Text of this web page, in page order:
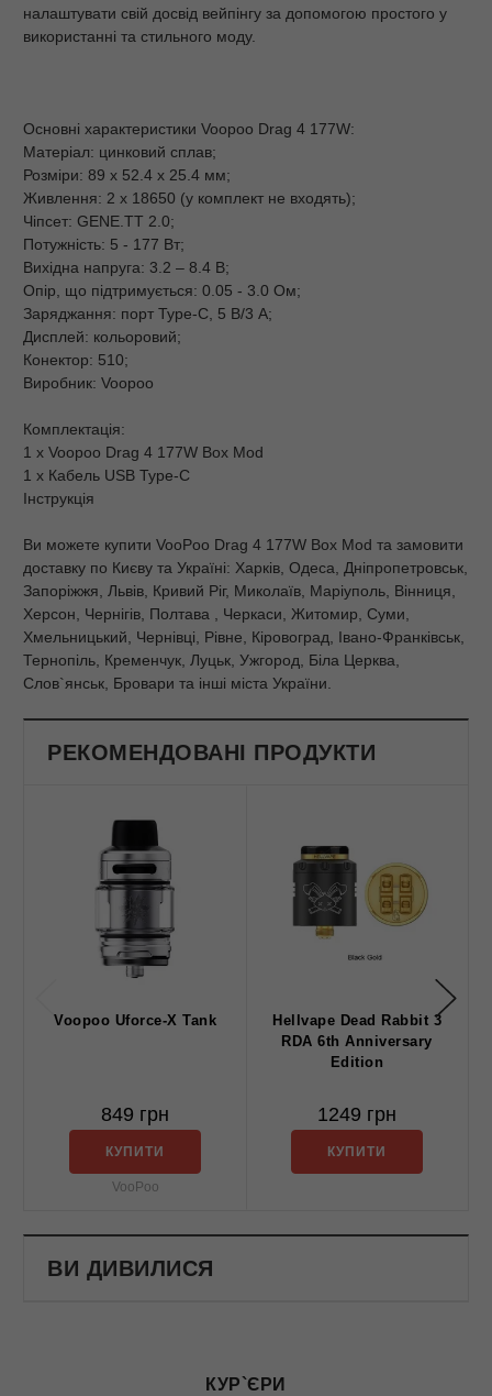
налаштувати свій досвід вейпінгу за допомогою простого у
використанні та стильного моду.
Основні характеристики Voopoo Drag 4 177W:
Матеріал: цинковий сплав;
Розміри: 89 х 52.4 х 25.4 мм;
Живлення: 2 х 18650 (у комплект не входять);
Чіпсет: GENE.TT 2.0;
Потужність: 5 - 177 Вт;
Вихідна напруга: 3.2 – 8.4 В;
Опір, що підтримується: 0.05 - 3.0 Ом;
Заряджання: порт Type-C, 5 В/3 А;
Дисплей: кольоровий;
Конектор: 510;
Виробник: Voopoo
Комплектація:
1 х Voopoo Drag 4 177W Box Mod
1 х Кабель USB Type-C
Інструкція
Ви можете купити VooPoo Drag 4 177W Box Mod та замовити
доставку по Києву та Україні: Харків, Одеса, Дніпропетровськ,
Запоріжжя, Львів, Кривий Ріг, Миколаїв, Маріуполь, Вінниця,
Херсон, Чернігів, Полтава , Черкаси, Житомир, Суми,
Хмельницький, Чернівці, Рівне, Кіровоград, Івано-Франківськ,
Тернопіль, Кременчук, Луцьк, Ужгород, Біла Церква,
Слов`янськ, Бровари та інші міста України.
РЕКОМЕНДОВАНІ ПРОДУКТИ
Voopoo Uforce-X Tank
849 грн
КУПИТИ
VooPoo
Hellvape Dead Rabbit 3
RDA 6th Anniversary
Edition
1249 грн
КУПИТИ
ВИ ДИВИЛИСЯ
КУР`ЄРИ